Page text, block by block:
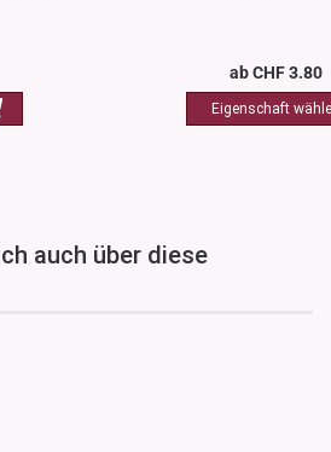
ab CHF 3.80
auch über diese